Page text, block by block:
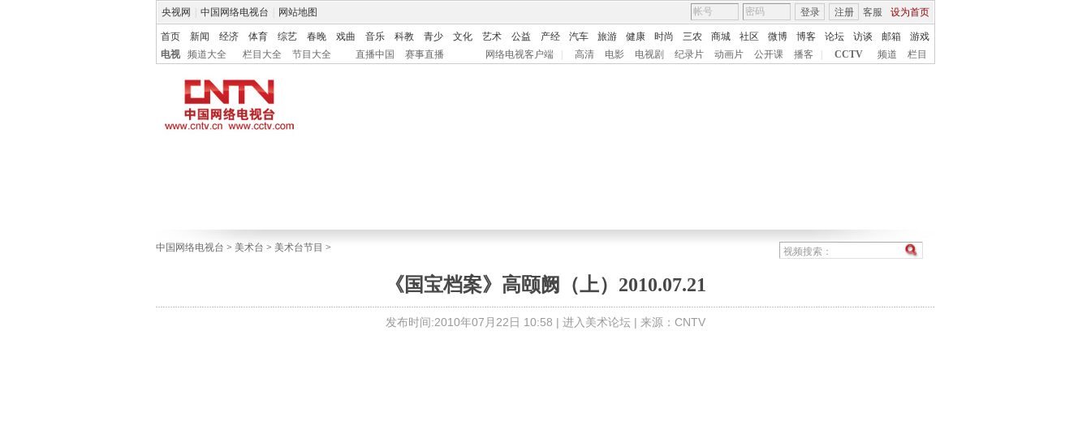
央视网 中国网络电视台 网站地图 客服 设为首页
登录 注册
首页 新闻 经济 体育 综艺 春晚 戏曲 音乐 科教 青少 文化 艺术 公益 产经 汽车 旅游 健康 时尚 三农 商城 社区 微博 博客 论坛 访谈 邮箱
游戏
电视
频道大全 栏目大全 节目大全 直播中国 赛事直播 网络电视客户端 高清 电影 电视剧 纪录片 动画片 公开课 播客 CCTV 频道 栏目
中国网络电视台 > 美术台 > 美术台节目 >
《国宝档案》高颐阙（上）2010.07.21
发布时间:2010年07月22日 10:58 | 进入美术论坛 | 来源：CNTV